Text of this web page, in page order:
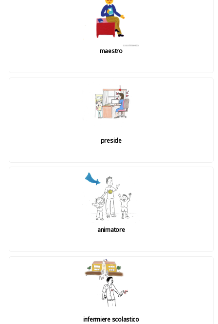
maestro
preside
animatore
infermiere scolastico